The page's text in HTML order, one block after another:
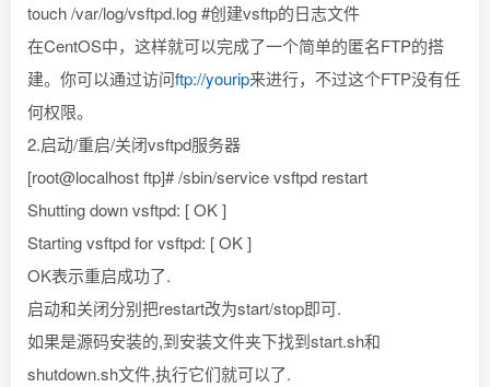
touch /var/log/vsftpd.log #创建vsftp的日志文件
在CentOS中，这样就可以完成了一个简单的匿名FTP的搭
建。你可以通过访问ftp://yourip来进行，不过这个FTP没有任
何权限。
2.启动/重启/关闭vsftpd服务器
[root@localhost ftp]# /sbin/service vsftpd restart
Shutting down vsftpd: [ OK ]
Starting vsftpd for vsftpd: [ OK ]
OK表示重启成功了.
启动和关闭分别把restart改为start/stop即可.
如果是源码安装的,到安装文件夹下找到start.sh和
shutdown.sh文件,执行它们就可以了.